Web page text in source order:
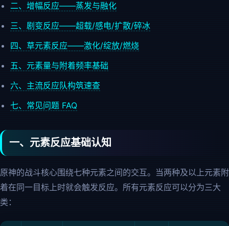
二、增幅反应——蒸发与融化
三、剧变反应——超载/感电/扩散/碎冰
四、草元素反应——激化/绽放/燃烧
五、元素量与附着频率基础
六、主流反应队构筑速查
七、常见问题 FAQ
一、元素反应基础认知
原神的战斗核心围绕七种元素之间的交互。当两种及以上元素附
着在同一目标上时就会触发反应。所有元素反应可以分为三大
类：